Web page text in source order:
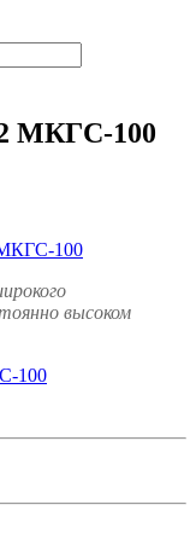
МКГС-100
МКГС-100
высоком